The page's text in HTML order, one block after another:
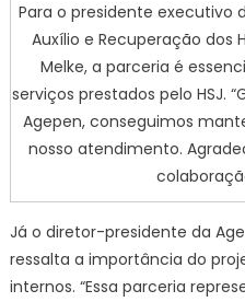
Para o presidente executivo
Auxílio e Recuperação dos
Melke, a parceria é
serviços prestados pelo HSJ.
Agepen, conseguimos
nosso atendimento.
Já o diretor-presidente da
ressalta a importância do
internos. “Essa parceria